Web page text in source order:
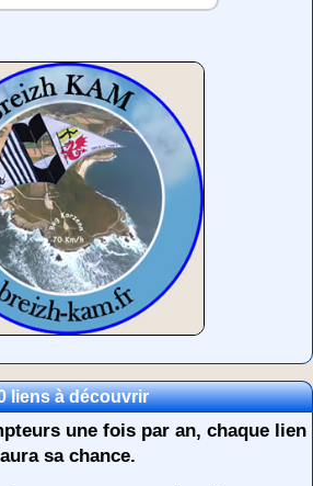
liens à découvrir
une fois par an, chaque lien
aura sa chance.